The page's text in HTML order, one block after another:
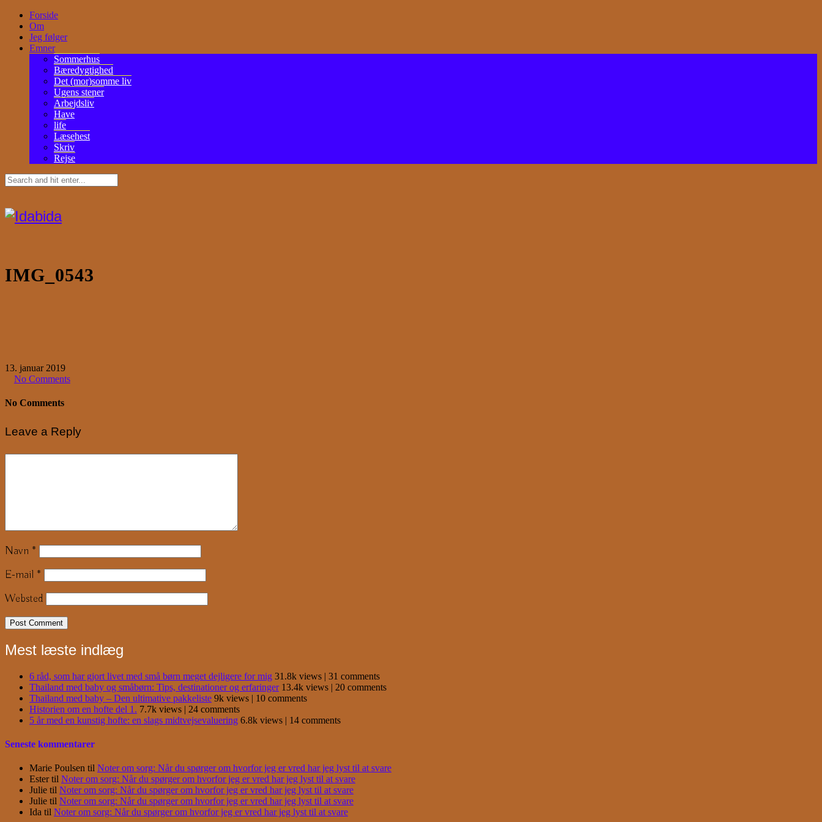
Forside
Om
Jeg følger
Emner
Sommerhus
Bæredygtighed
Det (mor)somme liv
Ugens stener
Arbejdsliv
Have
life
Læsehest
Skriv
Rejse
IMG_0543
13. januar 2019
No Comments
No Comments
Leave a Reply
Navn *
E-mail *
Websted
Mest læste indlæg
6 råd, som har gjort livet med små børn meget dejligere for mig 31.8k views | 31 comments
Thailand med baby og småbørn: Tips, destinationer og erfaringer 13.4k views | 20 comments
Thailand med baby – Den ultimative pakkeliste 9k views | 10 comments
Historien om en hofte del 1. 7.7k views | 24 comments
5 år med en kunstig hofte: en slags midtvejsevaluering 6.8k views | 14 comments
Seneste kommentarer
Marie Poulsen til Noter om sorg: Når du spørger om hvorfor jeg er vred har jeg lyst til at svare
Estertil Noter om sorg: Når du spørger om hvorfor jeg er vred har jeg lyst til at svare
Julie til Noter om sorg: Når du spørger om hvorfor jeg er vred har jeg lyst til at svare
Julie til Noter om sorg: Når du spørger om hvorfor jeg er vred har jeg lyst til at svare
Ida til Noter om sorg: Når du spørger om hvorfor jeg er vred har jeg lyst til at svare